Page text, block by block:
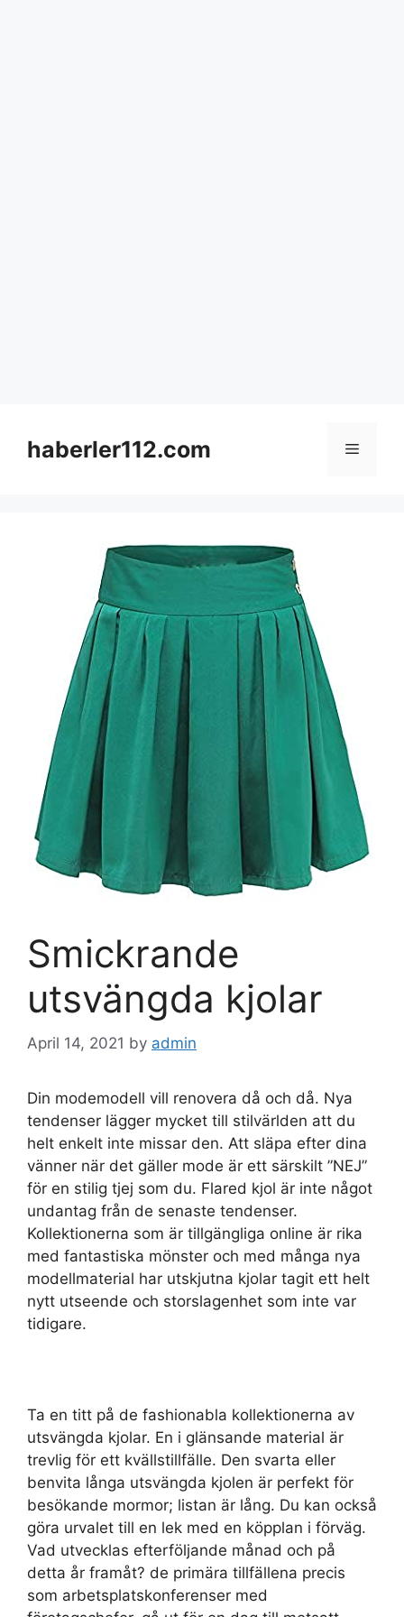
contenthaberler112.com Menu
Smickrande
utsvängda kjolar
April 14, 2021 by admin
Din modemodell vill renovera då och då. Nya
tendenser lägger mycket till stilvärlden att du
helt enkelt inte missar den. Att släpa efter dina
vänner när det gäller mode är ett särskilt ”NEJ”
för en stilig tjej som du. Flared kjol är inte något
undantag från de senaste tendenser.
Kollektionerna som är tillgängliga online är rika
med fantastiska mönster och med många nya
modellmaterial har utskjutna kjolar tagit ett helt
nytt utseende och storslagenhet som inte var
tidigare.
Ta en titt på de fashionabla kollektionerna av
utsvängda kjolar. En i glänsande material är
trevlig för ett kvällstillfälle. Den svarta eller
benvita långa utsvängda kjolen är perfekt för
besökande mormor; listan är lång. Du kan också
göra urvalet till en lek med en köpplan i förväg.
Vad utvecklas efterföljande månad och på
detta år framåt? de primära tillfällena precis
som arbetsplatskonferenser med